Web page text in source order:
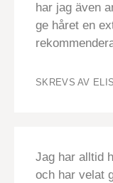
har jag även
ge håret en
SKREVS AV
Jag har alltid
och har velat